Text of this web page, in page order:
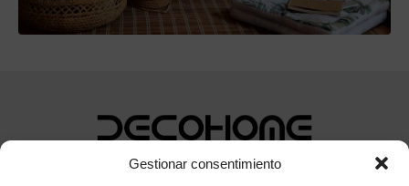
Gestionar consentimiento